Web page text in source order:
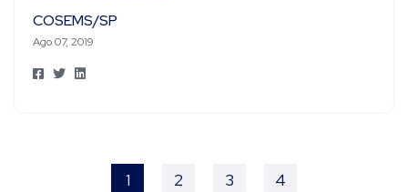
COSEMS/SP
Ago 07, 2019
1 2 3 4